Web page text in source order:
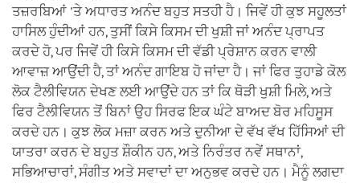
ਤਜ਼ਰਬਿਆਂ 'ਤੇ ਅਧਾਰਤ ਅਨੰਦ ਬਹੁਤ ਸਤਹੀ ਹੈ। ਜਿਵੇਂ ਹੀ ਕੁਝ ਸਹੂਲਤਾਂ
ਹਾਸਿਲ ਹੁੰਦੀਆਂ ਹਨ, ਤੁਸੀਂ ਕਿਸੇ ਕਿਸਮ ਦੀ ਖੁਸ਼ੀ ਜਾਂ ਅਨੰਦ ਪ੍ਰਾਪਤ
ਕਰਦੇ ਹੋ, ਪਰ ਜਿਵੇਂ ਹੀ ਕਿਸੇ ਕਿਸਮ ਦੀ ਵੱਡੀ ਪ੍ਰੇਸ਼ਾਨ ਕਰਨ ਵਾਲੀ
ਆਵਾਜ਼ ਆਉਂਦੀ ਹੈ, ਤਾਂ ਅਨੰਦ ਗਾਇਬ ਹੋ ਜਾਂਦਾ ਹੈ। ਜਾਂ ਫਿਰ ਤੁਹਾਡੇ ਕੋਲ
ਲੋਕ ਟੈਲੀਵਿਯਨ ਦੇਖਣ ਲਈ ਆਉਂਦੇ ਹਨ ਤਾਂ ਕਿ ਥੋੜੀ ਖੁਸ਼ੀ ਮਿਲੇ, ਅਤੇ
ਫਿਰ ਟੈਲੀਵਿਯਨ ਤੋਂ ਬਿਨਾਂ ਉਹ ਸਿਰਫ ਇਕ ਘੰਟੇ ਬਾਅਦ ਬੋਰ ਮਹਿਸੂਸ
ਕਰਦੇ ਹਨ। ਕੁਝ ਲੋਕ ਮਜ਼ਾ ਕਰਨ ਅਤੇ ਦੁਨੀਆ ਦੇ ਵੱਖ ਵੱਖ ਹਿੱਸਿਆਂ ਦੀ
ਯਾਤਰਾ ਕਰਨ ਦੇ ਬਹੁਤ ਸ਼ੌਕੀਨ ਹਨ, ਅਤੇ ਨਿਰੰਤਰ ਨਵੇਂ ਸਥਾਨਾਂ,
ਸਭਿਆਚਾਰਾਂ, ਸੰਗੀਤ ਅਤੇ ਸਵਾਦਾਂ ਦਾ ਅਨੁਭਵ ਕਰਦੇ ਹਨ। ਮੈਨੂੰ ਲਗਦਾ